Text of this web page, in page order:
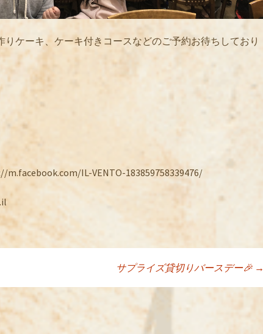
りケーキ、ケーキ付きコースなどのご予約お待ちしており
IL-VENTO-183859758339476/
ョン
サプライズ貸切りバースデー🎉 →